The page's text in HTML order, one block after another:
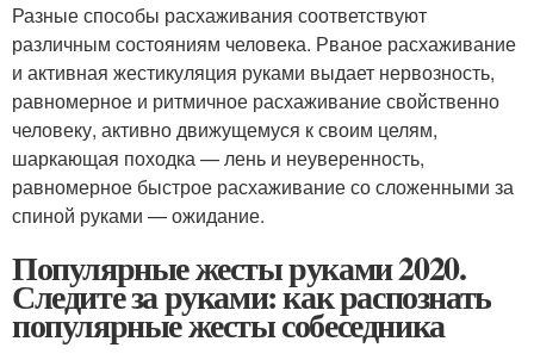
Разные способы расхаживания соответствуют
различным состояниям человека. Рваное расхаживание
и активная жестикуляция руками выдает нервозность,
равномерное и ритмичное расхаживание свойственно
человеку, активно движущемуся к своим целям,
шаркающая походка — лень и неуверенность,
равномерное быстрое расхаживание со сложенными за
спиной руками — ожидание.
Популярные жесты руками 2020.
Следите за руками: как распознать
популярные жесты собеседника